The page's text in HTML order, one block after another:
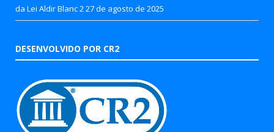
da Lei Aldir Blanc 2 27 de agosto de 2025
DESENVOLVIDO POR CR2